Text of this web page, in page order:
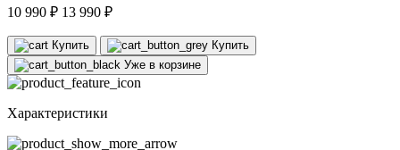
10 990 ₽ 13 990 ₽
Купить
Купить
Уже в корзине
Характеристики